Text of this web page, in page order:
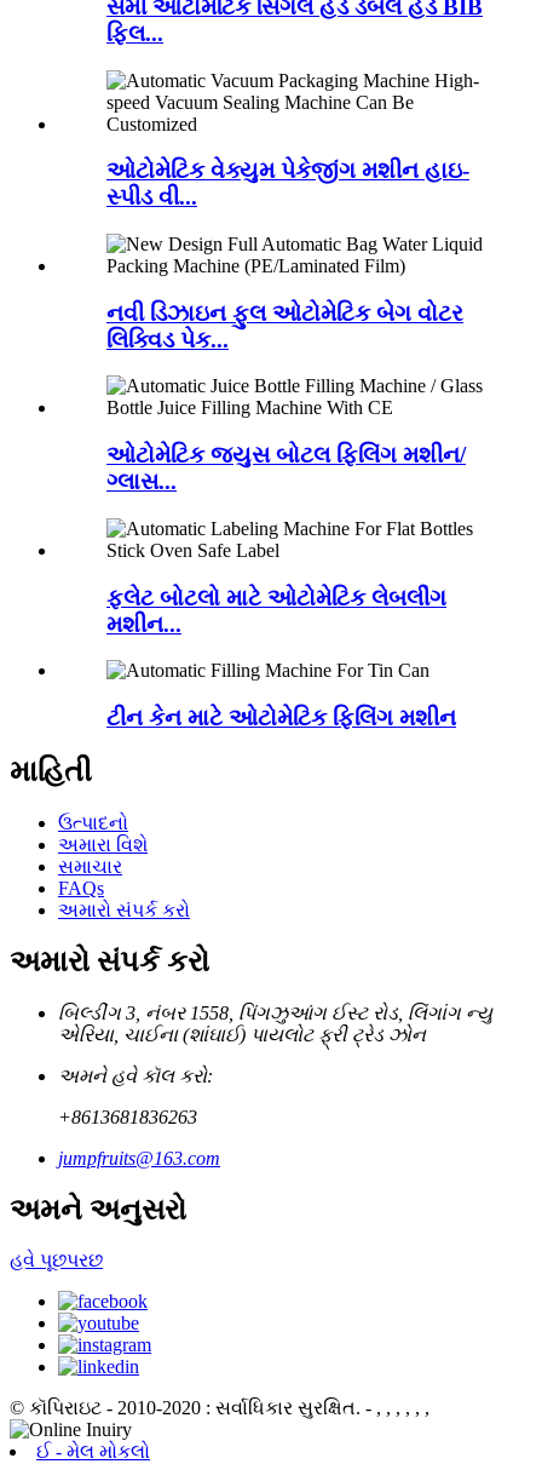
સેમી ઓટોમેટિક સિંગલ હેડ ડબલ હેડ BIB
ફિલ...
ઓટોમેટિક વેક્યુમ પેકેજીંગ મશીન હાઇ-
સ્પીડ વી...
નવી ડિઝાઇન ફુલ ઓટોમેટિક બેગ વોટર
લિક્વિડ પેક...
ઓટોમેટિક જ્યુસ બોટલ ફિલિંગ મશીન/
ગ્લાસ...
ફ્લેટ બોટલો માટે ઓટોમેટિક લેબલીંગ
મશીન...
ટીન કેન માટે ઓટોમેટિક ફિલિંગ મશીન
માહિતી
ઉત્પાદનો
અમારા વિશે
સમાચાર
FAQs
અમારો સંપર્ક કરો
અમારો સંપર્ક કરો
બિલ્ડીંગ 3, નંબર 1558, પિંગઝુઆંગ ઈસ્ટ રોડ, લિંગાંગ ન્યુ
એરિયા, ચાઈના (શાંઘાઈ) પાયલોટ ફ્રી ટ્રેડ ઝોન
અમને હવે કૉલ કરો:
+8613681836263
jumpfruits@163.com
અમને અનુસરો
હવે પૂછપરછ
© કૉપિરાઇટ - 2010-2020 : સર્વાધિકાર સુરક્ષિત. - , , , , , ,
ઈ - મેલ મોકલો